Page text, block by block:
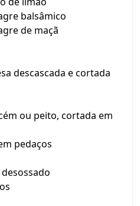
balsâmico
de maçã
descascada e cortada
ou peito, cortada em
pedaços